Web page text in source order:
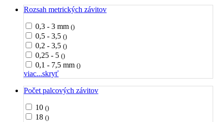
Rozsah metrických závitov
0,3 - 3 mm ()
0,5 - 3,5 ()
0,2 - 3,5 ()
0,25 - 5 ()
0,1 - 7,5 mm ()
viac...skryť
Počet palcových závitov
10 ()
18 ()